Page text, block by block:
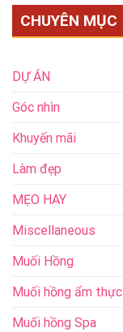
CHUYÊN MỤC
DỰ ÁN
Góc nhìn
Khuyến mãi
Làm đẹp
MẸO HAY
Miscellaneous
Muối Hồng
Muối hồng ẩm thực
Muối hồng Spa